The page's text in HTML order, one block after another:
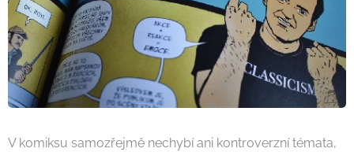
V komiksu samozřejmě nechybí ani kontroverzní témata,